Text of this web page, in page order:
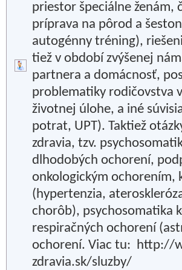
priestor špeciálne ženám,
príprava na pôrod a
autogénny tréning),
tiež v období zvýšenej
partnera a domácnosť,
problematiky rodičovstva
životnej úlohe, a iné
potrat, UPT). Taktiež
zdravia, tzv.
dlhodobých ochorení,
onkologickým ochorením,
(hypertenzia,
chorôb), psychosomatika
respiračných ochorení
ochorení. Viac tu: http://
zdravia.sk/sluzby/